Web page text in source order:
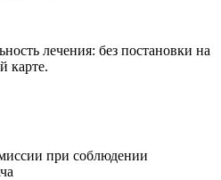
лечения: без постановки на
карте.
при соблюдении